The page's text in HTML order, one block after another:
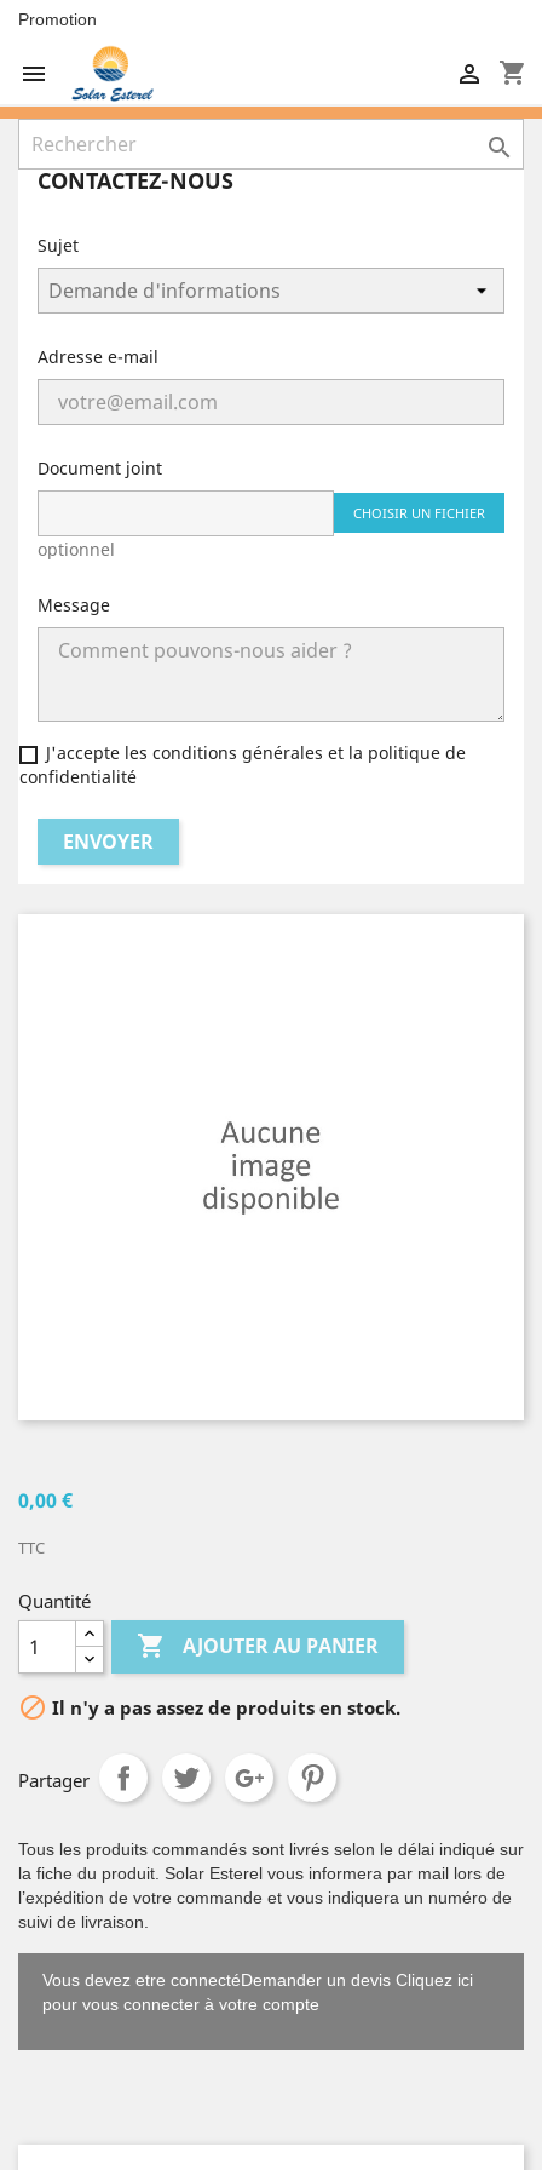
Promotion
 shopping_cart


CONTACTEZ-NOUS
Sujet
Adresse e-mail
Document joint
CHOISIR UN FICHIER
optionnel
Message
J'accepte les conditions générales et la politique de
confidentialité
0,00 €
TTC
Quantité
 AJOUTER AU PANIER
 Il n'y a pas assez de produits en stock.
Partager
Tous les produits commandés sont livrés selon le délai indiqué sur
la fiche du produit. Solar Esterel vous informera par mail lors de
l’expédition de votre commande et vous indiquera un numéro de
suivi de livraison.
Vous devez etre connectéDemander un devis Cliquez ici
pour vous connecter à votre compte